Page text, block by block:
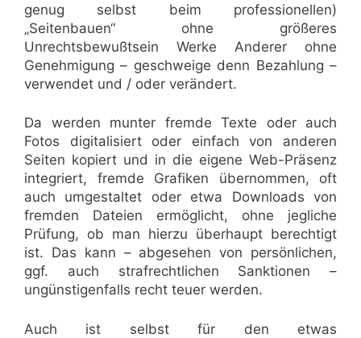
genug selbst beim professionellen)
„Seitenbauen“ ohne größeres
Unrechtsbewußtsein Werke Anderer ohne
Genehmigung – geschweige denn Bezahlung –
verwendet und / oder verändert.
Da werden munter fremde Texte oder auch
Fotos digitalisiert oder einfach von anderen
Seiten kopiert und in die eigene Web-Präsenz
integriert, fremde Grafiken übernommen, oft
auch umgestaltet oder etwa Downloads von
fremden Dateien ermöglicht, ohne jegliche
Prüfung, ob man hierzu überhaupt berechtigt
ist. Das kann – abgesehen von persönlichen,
ggf. auch strafrechtlichen Sanktionen –
ungünstigenfalls recht teuer werden.
Auch ist selbst für den etwas